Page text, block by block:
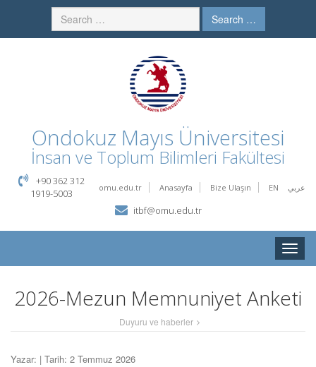
Search …
Ondokuz Mayıs Üniversitesi
İnsan ve Toplum Bilimleri Fakültesi
omu.edu.tr Anasayfa Bize Ulaşın EN عربي
+90 362 312
1919-5003
itbf@omu.edu.tr
Toggle
2026-Mezun Memnuniyet Anketi
Duyuru ve haberler
Yazar: | Tarih: 2 Temmuz 2026